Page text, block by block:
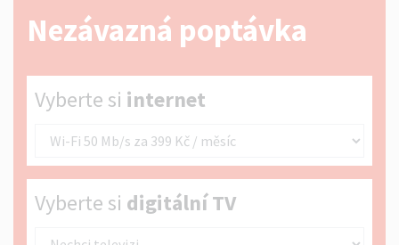
Nezávazná poptávka
Vyberte si internet
Vyberte si internet
Vyberte si digitální TV
Vyberte si digitální TV